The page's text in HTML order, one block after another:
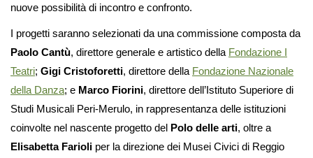
nuove possibilità di incontro e confronto.
I progetti saranno selezionati da una commissione composta da
Paolo Cantù, direttore generale e artistico della Fondazione I
Teatri; Gigi Cristoforetti, direttore della Fondazione Nazionale
della Danza; e Marco Fiorini, direttore dell’Istituto Superiore di
Studi Musicali Peri-Merulo, in rappresentanza delle istituzioni
coinvolte nel nascente progetto del Polo delle arti, oltre a
Elisabetta Farioli per la direzione dei Musei Civici di Reggio